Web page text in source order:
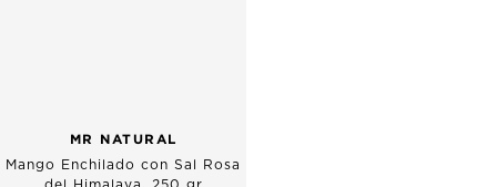
MR NATURAL
Mango Enchilado con Sal Rosa